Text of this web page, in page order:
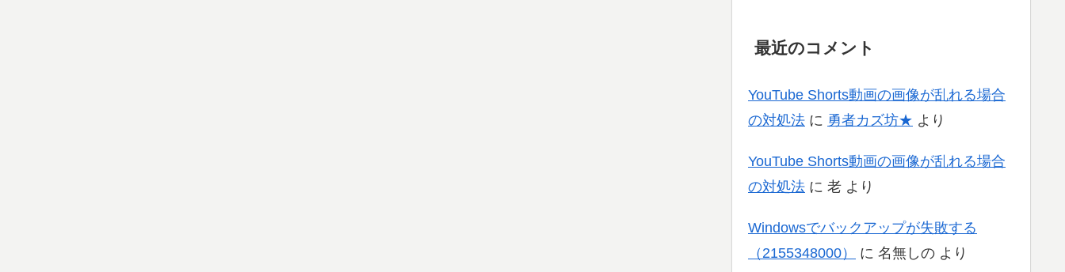
最近のコメント
YouTube Shorts動画の画像が乱れる場合
の対処法 に 勇者カズ坊★ より
YouTube Shorts動画の画像が乱れる場合
の対処法 に 老 より
Windowsでバックアップが失敗する
（2155348000）
に 名無しの より